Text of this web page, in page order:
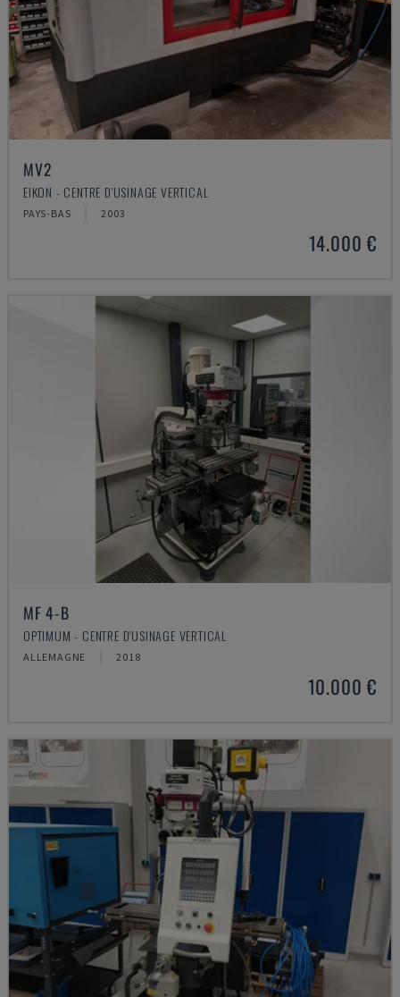
MV2
EIKON - CENTRE D'USINAGE VERTICAL
PAYS-BAS 2003
14.000 €
MF 4-B
OPTIMUM - CENTRE D'USINAGE VERTICAL
ALLEMAGNE 2018
10.000 €